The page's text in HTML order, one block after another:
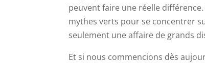
peuvent faire une réelle
mythes verts pour se concentrer
seulement une affaire de grands
Et si nous commencions dès